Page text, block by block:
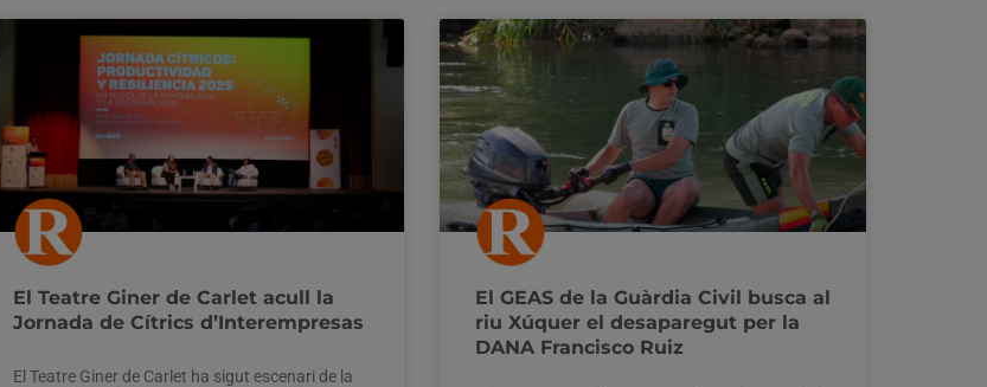
El Teatre Giner de Carlet acull la
Jornada de Cítrics d’Interempresas
El Teatre Giner de Carlet ha sigut escenari de la
El GEAS de la Guàrdia Civil busca al
riu Xúquer el desaparegut per la
DANA Francisco Ruiz